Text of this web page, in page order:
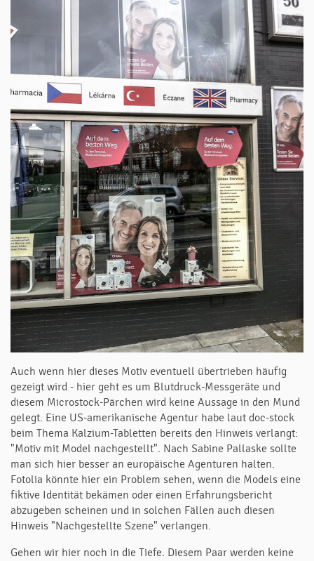
Auch wenn hier dieses Motiv eventuell übertrieben häufig
gezeigt wird - hier geht es um Blutdruck-Messgeräte und
diesem Microstock-Pärchen wird keine Aussage in den Mund
gelegt. Eine US-amerikanische Agentur habe laut doc-stock
beim Thema Kalzium-Tabletten bereits den Hinweis verlangt:
"Motiv mit Model nachgestellt". Nach Sabine Pallaske sollte
man sich hier besser an europäische Agenturen halten.
Fotolia könnte hier ein Problem sehen, wenn die Models eine
fiktive Identität bekämen oder einen Erfahrungsbericht
abzugeben scheinen und in solchen Fällen auch diesen
Hinweis "Nachgestellte Szene" verlangen.
Gehen wir hier noch in die Tiefe. Diesem Paar werden keine